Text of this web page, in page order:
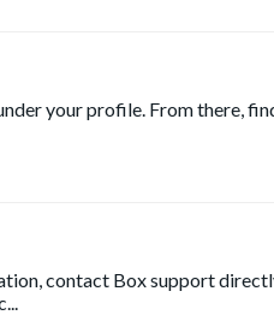
your profile. From there,
contact Box support